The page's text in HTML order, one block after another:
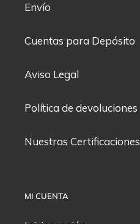
Envío
Cuentas para Depósito
Aviso Legal
Política de devoluciones
Nuestras Certificaciones
MI CUENTA